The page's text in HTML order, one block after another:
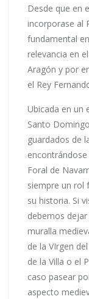
Desde que en
incorporase al
fundamental
relevancia en
Aragón y por
el Rey
Ubicada en un
Santo
guardados de
Foral de
siempre un rol
su historia. Si
debemos
muralla
de la VIrgen
de la Villa o el
caso pasear
aspecto